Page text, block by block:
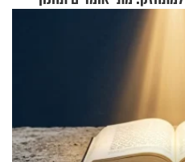
ואיך עולים לתורה?